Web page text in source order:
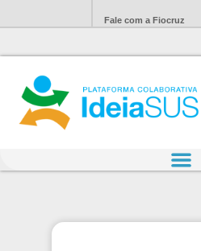
Fale com a Fiocruz